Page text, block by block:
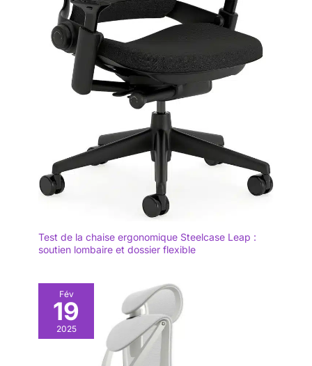
Test de la chaise ergonomique Steelcase Leap :
soutien lombaire et dossier flexible
Fév
19
2025